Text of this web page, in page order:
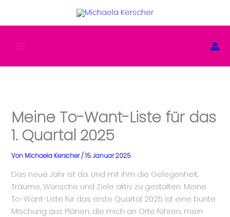
Meine To-Want-Liste für das
1. Quartal 2025
Von Michaela Kerscher/15. Januar 2025
Das neue Jahr ist da. Und mit ihm die Gelegenheit,
Träume, Wünsche und Ziele aktiv zu gestalten. Meine
To-Want-Liste für das erste Quartal 2025 ist eine bunte
Mischung aus Plänen, die mich an Orte führen, mein